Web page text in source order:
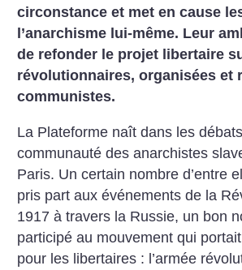
circonstance et met en cause
l’anarchisme lui-même. Leur
de refonder le projet libertaire
révolutionnaires, organisées et
communistes.
La Plateforme naît dans les
communauté des anarchistes
Paris. Un certain nombre d’entre
pris part aux événements de la
1917 à travers la Russie, un bon
participé au mouvement qui
pour les libertaires : l’armée